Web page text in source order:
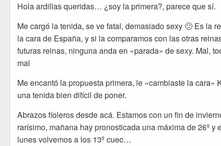
Hola ardillas queridas… ¿soy la primera?, parece que sí.
Me cargó la tenida, se ve fatal, demasiado sexy 🙁 Es la
la cara de España, y si la comparamos con las otras
futuras reinas, ninguna anda en «parada» de sexy. Mal,
mal
Me encantó la propuesta primera, le «cambiaste la cara»
una tenida bien difícil de poner.
Abrazos fíoleros desde acá. Estamos con un fin de
rarísimo, mañana hay pronosticada una máxima de 26º y
lunes volvemos a los 13º cuec…